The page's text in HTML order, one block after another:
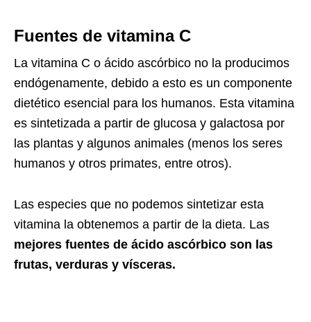
Fuentes de vitamina C
La vitamina C o ácido ascórbico no la producimos
endógenamente, debido a esto es un componente
dietético esencial para los humanos. Esta vitamina
es sintetizada a partir de glucosa y galactosa por
las plantas y algunos animales (menos los seres
humanos y otros primates, entre otros).
Las especies que no podemos sintetizar esta
vitamina la obtenemos a partir de la dieta. Las
mejores fuentes de ácido ascórbico son las
frutas, verduras y vísceras.